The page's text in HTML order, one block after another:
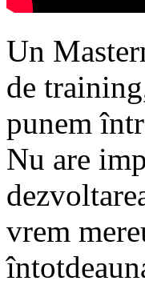
Un
de
punem
Nu are
vrem